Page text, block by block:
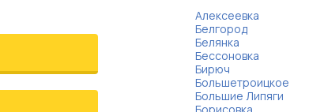
Алексеевка
Белгород
Белянка
Бессоновка
Бирюч
Большетроицкое
Большие Липяги